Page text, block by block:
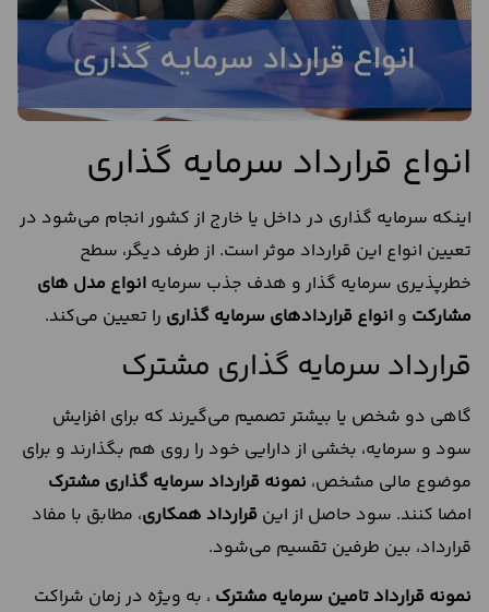
انواع قرارداد سرمایه گذاری
اینکه سرمایه گذاری در داخل یا خارج از کشور انجام می‌شود در
تعیین انواع این قرارداد موثر است. از طرف دیگر، سطح
خطرپذیری سرمایه گذار و هدف جذب سرمایه انواع مدل های
مشارکت و انواع قراردادهاي سرمايه گذاري را تعیین می‌کند.
قرارداد سرمایه گذاری مشترک
گاهی دو شخص یا بیشتر تصمیم می‌گیرند که برای افزایش
سود و سرمایه، بخشی از دارایی خود را روی هم بگذارند و برای
موضوع مالی مشخص، نمونه قرارداد سرمایه گذاری مشترک
امضا کنند. سود حاصل از این قرارداد همكاري، مطابق با مفاد
قرارداد، بین طرفین تقسیم می‌شود.
نمونه قرارداد تامین سرمایه مشترک ، به ویژه در زمان شراکت